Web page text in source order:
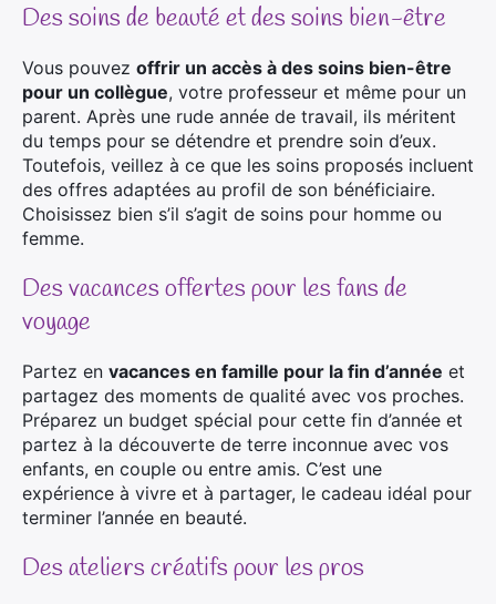
Des soins de beauté et des soins bien-être
Vous pouvez offrir un accès à des soins bien-être
pour un collègue, votre professeur et même pour un
parent. Après une rude année de travail, ils méritent
du temps pour se détendre et prendre soin d’eux.
Toutefois, veillez à ce que les soins proposés incluent
des offres adaptées au profil de son bénéficiaire.
Choisissez bien s’il s’agit de soins pour homme ou
femme.
Des vacances offertes pour les fans de
voyage
Partez en vacances en famille pour la fin d’année et
partagez des moments de qualité avec vos proches.
Préparez un budget spécial pour cette fin d’année et
partez à la découverte de terre inconnue avec vos
enfants, en couple ou entre amis. C’est une
expérience à vivre et à partager, le cadeau idéal pour
terminer l’année en beauté.
Des ateliers créatifs pour les pros